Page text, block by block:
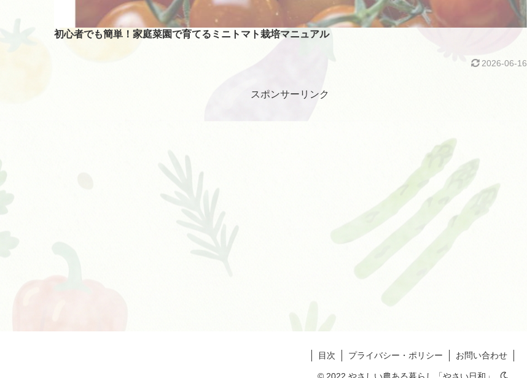
初心者でも簡単！家庭菜園で育てるミニトマト栽培マニュアル
2026-06-16
スポンサーリンク
目次 プライバシー・ポリシー お問い合わせ